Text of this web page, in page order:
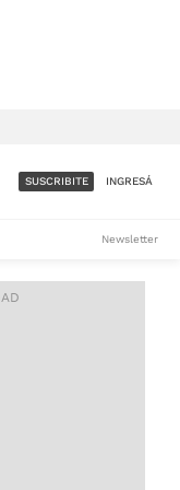
MES
SUSCRIBITE INGRESÁ
Newsletter